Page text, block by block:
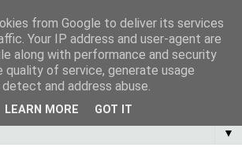
▼
from Google to deliver its services
Your IP address and user-agent are
along with performance and security
quality of service, generate usage
and address abuse.
LEARN MORE GOT IT